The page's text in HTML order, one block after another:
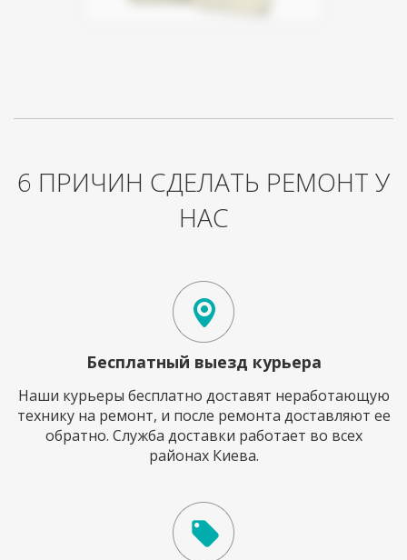
6 ПРИЧИН СДЕЛАТЬ РЕМОНТ У
НАС
Бесплатный выезд курьера
Наши курьеры бесплатно доставят неработающую
технику на ремонт, и после ремонта доставляют ее
обратно. Служба доставки работает во всех
районах Киева.